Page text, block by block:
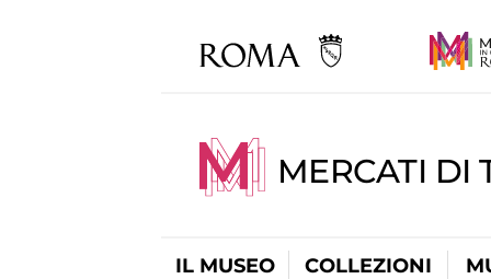
MERCATI DI
IL MUSEO COLLEZIONI